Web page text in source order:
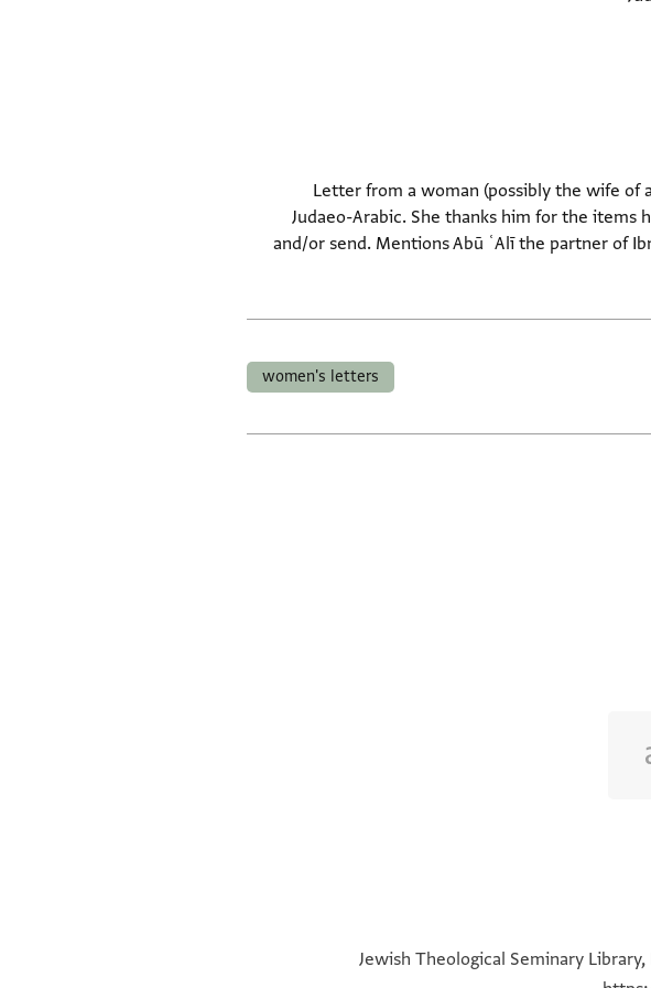
Letter from a woman (possibly the wife of
Judaeo-Arabic. She thanks him for the
and/or send. Mentions Abū ʿAlī the partner of
women's letters
Jewish Theological Seminary